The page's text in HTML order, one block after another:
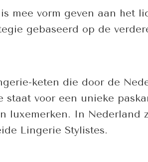
mee vorm geven aan het
gebaseerd op de
keten die door de
voor een unieke
luxemerken. In
Lingerie Stylistes.